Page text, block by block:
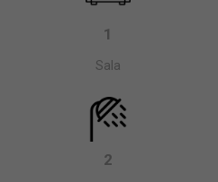
1
Sala
2